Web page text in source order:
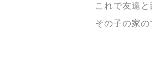
これで友達
その子の家